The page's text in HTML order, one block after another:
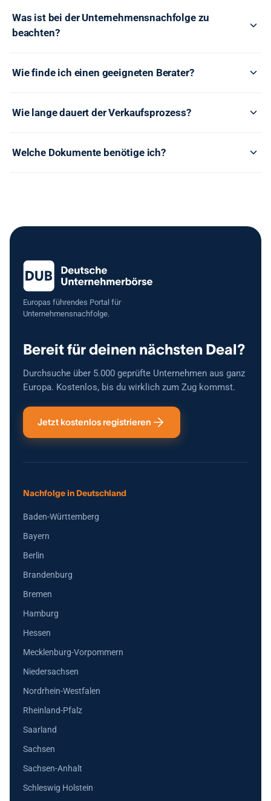
Was ist bei der Unternehmensnachfolge zu
beachten?
Wie finde ich einen geeigneten Berater?
Wie lange dauert der Verkaufsprozess?
Welche Dokumente benötige ich?
Europas führendes Portal für
Unternehmensnachfolge.
Bereit für deinen nächsten Deal?
Durchsuche über 5.000 geprüfte Unternehmen aus ganz
Europa. Kostenlos, bis du wirklich zum Zug kommst.
Jetzt kostenlos registrieren
Nachfolge in Deutschland
Baden-Württemberg
Bayern
Berlin
Brandenburg
Bremen
Hamburg
Hessen
Mecklenburg-Vorpommern
Niedersachsen
Nordrhein-Westfalen
Rheinland-Pfalz
Saarland
Sachsen
Sachsen-Anhalt
Schleswig Holstein